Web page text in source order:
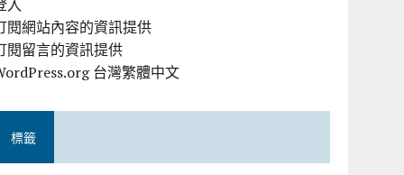
入
閱網站內容的資訊提供
閱留言的資訊提供
台灣繁體中文
標籤